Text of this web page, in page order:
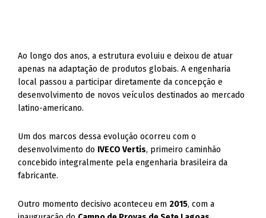
Ao longo dos anos, a estrutura evoluiu e deixou de atuar
apenas na adaptação de produtos globais. A engenharia
local passou a participar diretamente da concepção e
desenvolvimento de novos veículos destinados ao mercado
latino-americano.
Um dos marcos dessa evolução ocorreu com o
desenvolvimento do IVECO Vertis, primeiro caminhão
concebido integralmente pela engenharia brasileira da
fabricante.
Outro momento decisivo aconteceu em2015, com a